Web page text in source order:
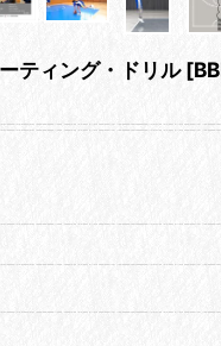
ティング・ドリル [